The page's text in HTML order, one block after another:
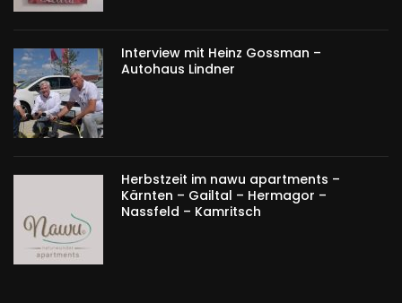
Interview mit Heinz Gossman –
Autohaus Lindner
Herbstzeit im nawu apartments –
Kärnten – Gailtal – Hermagor –
Nassfeld – Kamritsch